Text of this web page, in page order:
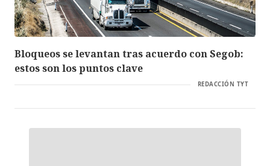
Bloqueos se levantan tras acuerdo con Segob:
estos son los puntos clave
REDACCIÓN TYT